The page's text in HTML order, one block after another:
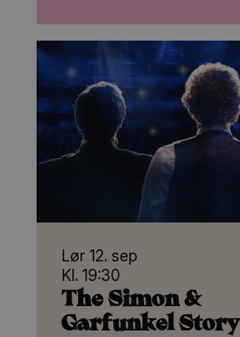
Lør 12. sep
Kl. 19:30
The Simon &
Garfunkel Story